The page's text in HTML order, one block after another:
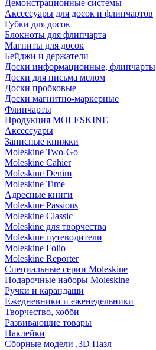
Демонстрационные системы
Аксессуары для досок и флипчартов
Губки для досок
Блокноты для флипчарта
Магниты для досок
Бейджи и держатели
Доски информационные, флипчарты
Доски для письма мелом
Доски пробковые
Доски магнитно-маркерные
Флипчарты
Продукция MOLESKINE
Аксессуары
Записные книжки
Moleskine Two-Go
Moleskine Cahier
Moleskine Denim
Moleskine Time
Адресные книги
Moleskine Passions
Moleskine Classic
Moleskine для творчества
Moleskine путеводители
Moleskine Folio
Moleskine Reporter
Специальные серии Moleskine
Подарочные наборы Moleskine
Ручки и карандаши
Ежедневники и еженедельники
Творчество, хобби
Развивающие товары
Наклейки
Сборные модели ,3D Пазл